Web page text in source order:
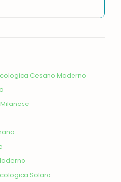
Cesano Maderno
Solaro